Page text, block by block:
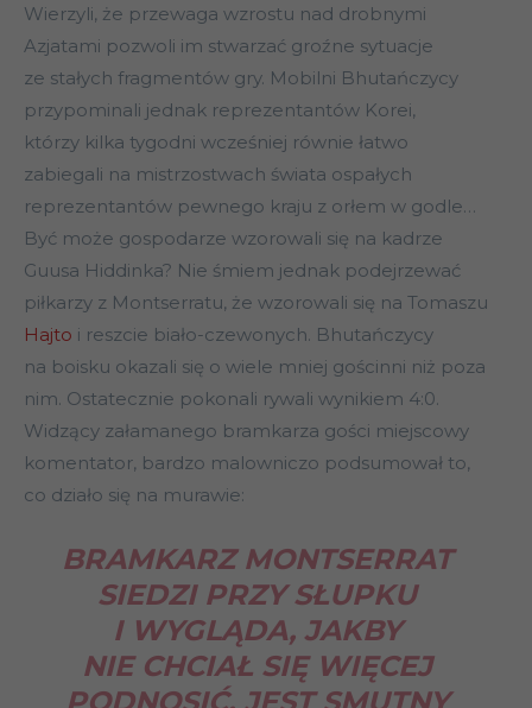
Wierzyli, że przewaga wzrostu nad drobnymi
Azjatami pozwoli im stwarzać groźne sytuacje
ze stałych fragmentów gry. Mobilni Bhutańczycy
przypominali jednak reprezentantów Korei,
którzy kilka tygodni wcześniej równie łatwo
zabiegali na mistrzostwach świata ospałych
reprezentantów pewnego kraju z orłem w godle…
Być może gospodarze wzorowali się na kadrze
Guusa Hiddinka? Nie śmiem jednak podejrzewać
piłkarzy z Montserratu, że wzorowali się na Tomaszu
Hajto i reszcie biało-czewonych. Bhutańczycy
na boisku okazali się o wiele mniej gościnni niż poza
nim. Ostatecznie pokonali rywali wynikiem 4:0.
Widzący załamanego bramkarza gości miejscowy
komentator, bardzo malowniczo podsumował to,
co działo się na murawie:
BRAMKARZ MONTSERRAT
SIEDZI PRZY SŁUPKU
I WYGLĄDA, JAKBY
NIE CHCIAŁ SIĘ WIĘCEJ
PODNOSIĆ. JEST SMUTNY